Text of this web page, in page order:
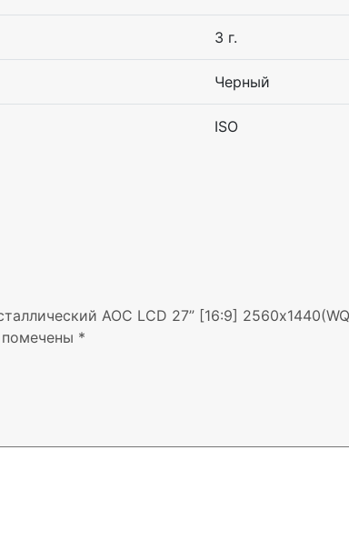
3 г.
Черный
ISO
AOC LCD 27” [16:9]
*